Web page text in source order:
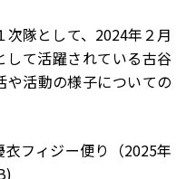
隊として、2024年２月
して活躍されている古谷
活動の様子についての
衣フィジー便り（2025年